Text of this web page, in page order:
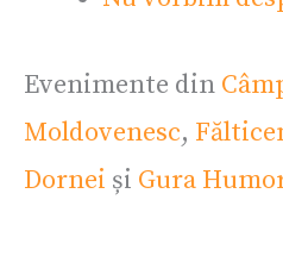
Evenimente din
Moldovenesc,
Dornei și Gura